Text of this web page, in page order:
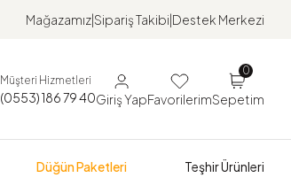
MağazamızSipariş Takibi Destek Merkezi
Müşteri Hizmetleri
(0553) 186 79 40Giriş YapFavorilerim
0
Sepetim
Düğün Paketleri Teşhir Ürünleri